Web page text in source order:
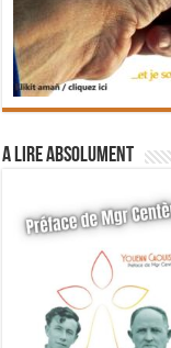
A lire absolument